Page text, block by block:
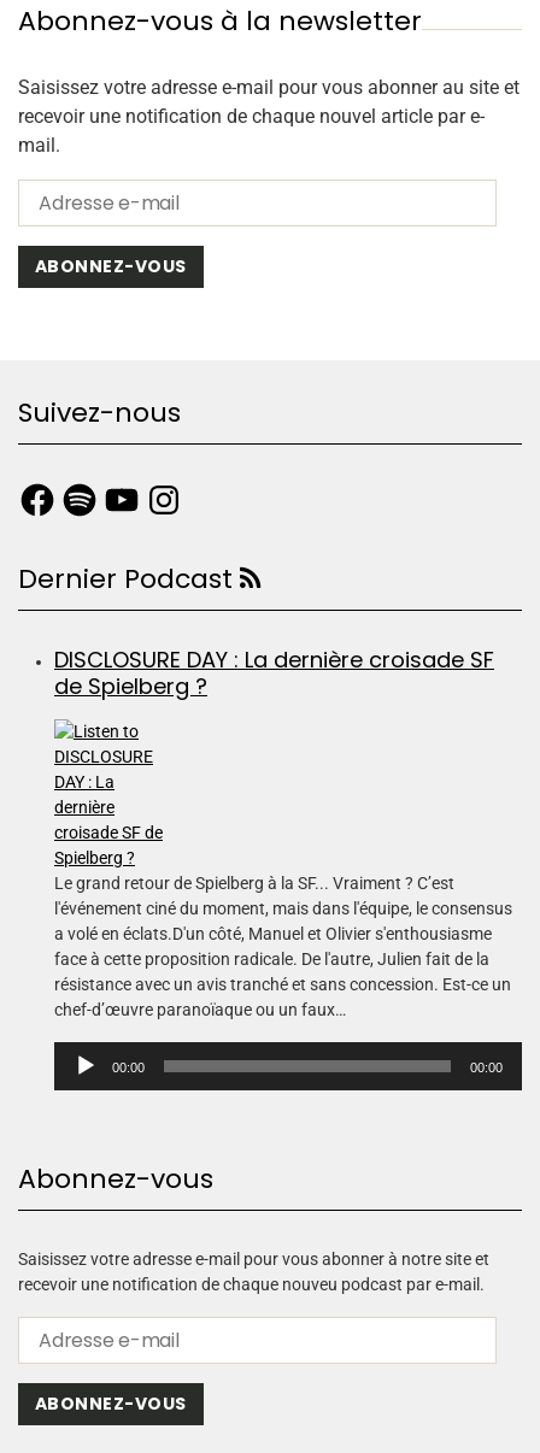
Abonnez-vous à la newsletter
Saisissez votre adresse e-mail pour vous abonner au site et
recevoir une notification de chaque nouvel article par e-
mail.
ABONNEZ-VOUS
Suivez-nous
Dernier Podcast
DISCLOSURE DAY : La dernière croisade SF
de Spielberg ?
Le grand retour de Spielberg à la SF... Vraiment ? C’est
l'événement ciné du moment, mais dans l'équipe, le consensus
a volé en éclats.D'un côté, Manuel et Olivier s'enthousiasme
face à cette proposition radicale. De l'autre, Julien fait de la
résistance avec un avis tranché et sans concession. Est-ce un
chef-d’œuvre paranoïaque ou un faux…
u
u
d
o
00:00 00:00
Abonnez-vous
Saisissez votre adresse e-mail pour vous abonner à notre site et
recevoir une notification de chaque nouveu podcast par e-mail.
ABONNEZ-VOUS